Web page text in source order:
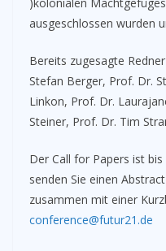
ausgeschlossen wurden
Bereits zugesagte
Stefan Berger, Prof. Dr.
Linkon, Prof. Dr.
Steiner, Prof. Dr. Tim
Der Call for Papers ist
senden Sie einen
zusammen mit einer
conference@futur21.de